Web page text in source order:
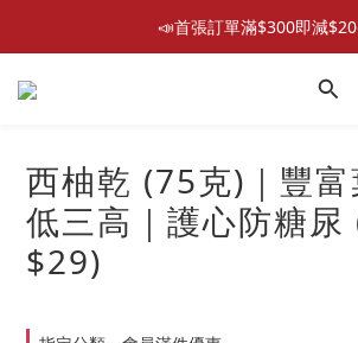
📣首張訂單滿$300即減
📣首張訂單滿$300即減
散水回禮禮物 滿件再折優
📣首張訂單滿$300即減
西柚乾 (75克)｜豐
低三高｜護心防糖尿
$29)